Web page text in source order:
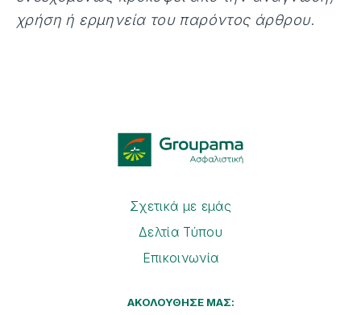
χρήση ή ερμηνεία του παρόντος άρθρου.
Σχετικά με εμάς
Δελτία Τύπου
Επικοινωνία
ΑΚΟΛΟΥΘΗΣΕ ΜΑΣ: